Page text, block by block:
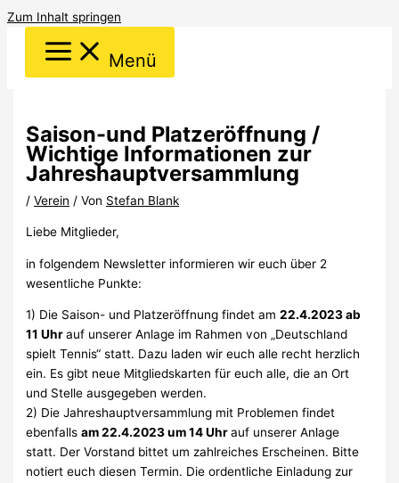
Zum Inhalt springen
Menü
Saison-und Platzeröffnung /
Wichtige Informationen zur
Jahreshauptversammlung
/Verein / Von Stefan Blank
Liebe Mitglieder,
in folgendem Newsletter informieren wir euch über 2
wesentliche Punkte:
1) Die Saison- und Platzeröffnung findet am22.4.2023 ab
11 Uhrauf unserer Anlage im Rahmen von „Deutschland
spielt Tennis“ statt. Dazu laden wir euch alle recht herzlich
ein. Es gibt neue Mitgliedskarten für euch alle, die an Ort
und Stelle ausgegeben werden.
2) Die Jahreshauptversammlung mit Problemen findet
ebenfallsam 22.4.2023 um 14 Uhrauf unserer Anlage
statt. Der Vorstand bittet um zahlreiches Erscheinen. Bitte
notiert euch diesen Termin. Die ordentliche Einladung zur